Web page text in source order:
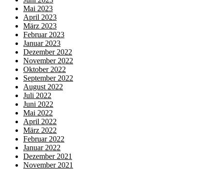
Mai 2023
April 2023
März 2023
Februar 2023
Januar 2023
Dezember 2022
November 2022
Oktober 2022
September 2022
August 2022
Juli 2022
Juni 2022
Mai 2022
April 2022
März 2022
Februar 2022
Januar 2022
Dezember 2021
November 2021